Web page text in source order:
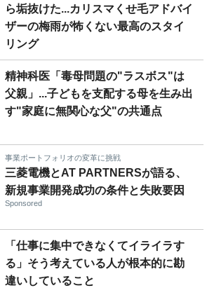
ら垢抜けた...カリスマくせ毛アドバイ
ザーの梅雨が怖くない最高のスタイ
リング
精神科医「毒母問題の"ラスボス"は
父親」...子どもを支配する母を生み出
す"家庭に無関心な父"の共通点
事業ポートフォリオの変革に挑戦
三菱電機とAT PARTNERSが語る、
新規事業開発成功の条件と失敗要因
Sponsored
「仕事に集中できなくてイライラす
る」そう考えている人が根本的に勘
違いしていること